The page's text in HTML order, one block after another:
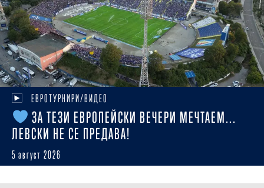
ЕВРОТУРНИРИ/ВИДЕО
ЗА ТЕЗИ ЕВРОПЕЙСКИ ВЕЧЕРИ МЕЧТАЕМ...
ЛЕВСКИ НЕ СЕ ПРЕДАВА!
5 август 2026